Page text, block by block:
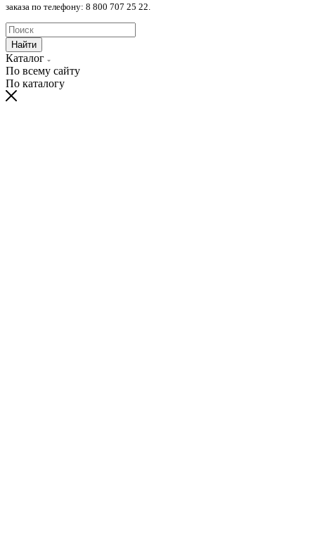
заказа по телефону: 8 800 707 25 22.
Найти
Каталог
По всему сайту
По каталогу